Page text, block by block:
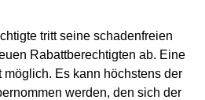
tritt seine schadenfreien
Rabattberechtigten ab. Eine
möglich. Es kann höchstens der
werden, den sich der